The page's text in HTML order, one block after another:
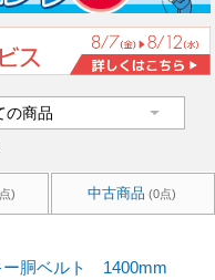
) 中古商品 (0点)
胴ベルト 1400mm